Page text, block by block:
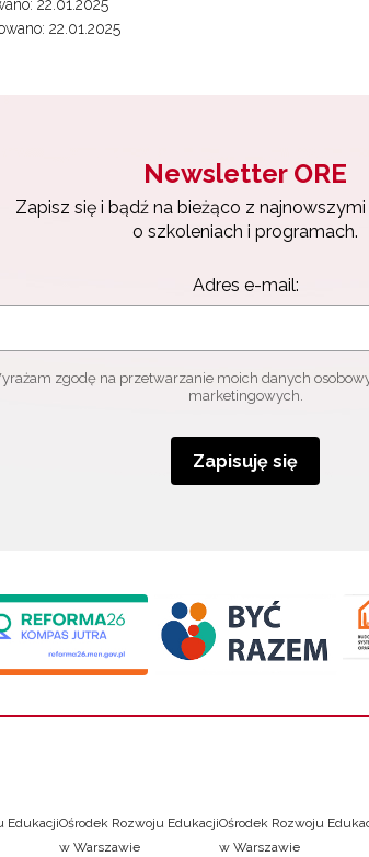
22.01.2025
22.01.2025
Newsletter ORE
Zapisz się i bądź na bieżąco z
o szkoleniach i programach.
Adres e-mail:
zgodę na przetwarzanie moich danych
marketingowych.
Zapisuję się
EdukacjiOśrodek Rozwoju Edukacji
w Warszawie
Ośrodek Rozwoju
w Warszawie
się